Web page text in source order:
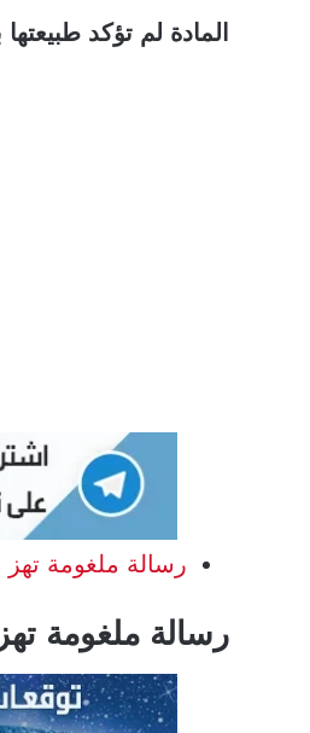
المادة لم تؤكد
رسالة ملغومة تهز
رسالة ملغومة